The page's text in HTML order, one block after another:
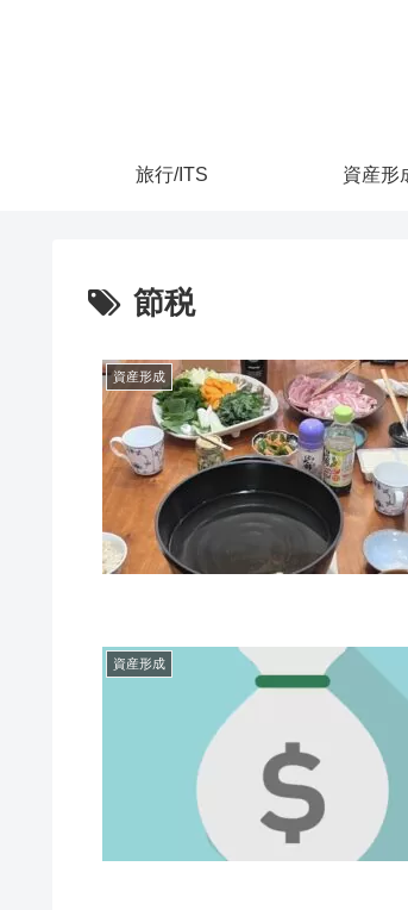
旅行/ITS 資産形
節税
資産形成
資産形成